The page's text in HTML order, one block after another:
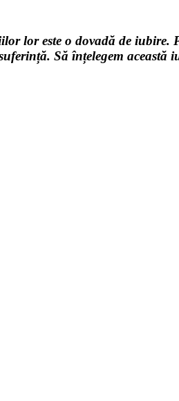
lor este o dovadă de iubire.
Să înțelegem această